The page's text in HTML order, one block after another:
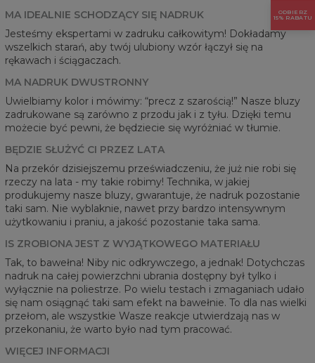
MA IDEALNIE SCHODZĄCY SIĘ NADRUK
Jesteśmy ekspertami w zadruku całkowitym! Dokładamy
wszelkich starań, aby twój ulubiony wzór łączył się na
rękawach i ściągaczach.
MA NADRUK DWUSTRONNY
Uwielbiamy kolor i mówimy: “precz z szarością!” Nasze bluzy
zadrukowane są zarówno z przodu jak i z tyłu. Dzięki temu
możecie być pewni, że będziecie się wyróżniać w tłumie.
BĘDZIE SŁUŻYĆ CI PRZEZ LATA
Na przekór dzisiejszemu przeświadczeniu, że już nie robi się
rzeczy na lata - my takie robimy! Technika, w jakiej
produkujemy nasze bluzy, gwarantuje, że nadruk pozostanie
taki sam. Nie wyblaknie, nawet przy bardzo intensywnym
użytkowaniu i praniu, a jakość pozostanie taka sama.
IS ZROBIONA JEST Z WYJĄTKOWEGO MATERIAŁU
Tak, to bawełna! Niby nic odkrywczego, a jednak! Dotychczas
nadruk na całej powierzchni ubrania dostępny był tylko i
wyłącznie na poliestrze. Po wielu testach i zmaganiach udało
się nam osiągnąć taki sam efekt na bawełnie. To dla nas wielki
przełom, ale wszystkie Wasze reakcje utwierdzają nas w
przekonaniu, że warto było nad tym pracować.
WIĘCEJ INFORMACJI
ODBIERZ
15% RABATU